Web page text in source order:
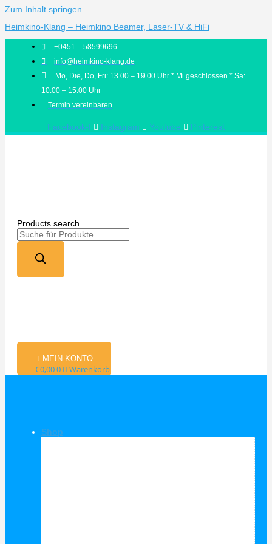
Zum Inhalt springen
Heimkino-Klang – Heimkino Beamer, Laser-TV & HiFi
+0451 – 58599696
info@heimkino-klang.de
Mo, Die, Do, Fri: 13.00 – 19.00 Uhr * Mi geschlossen * Sa:
10.00 – 15.00 Uhr
Termin vereinbaren
Facebook-f Instagram Youtube Pinterest
Products search
MEIN KONTO
€0,000 Warenkorb
Shop